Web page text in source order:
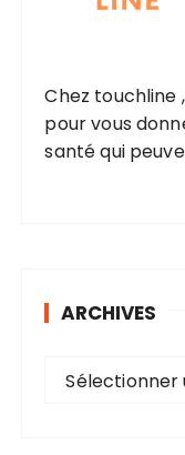
Chez touchline
pour vous
santé qui
ARCHIVES
Sélectionner